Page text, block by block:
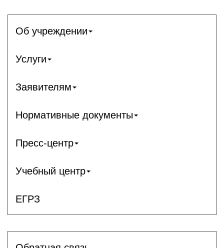
Об учреждении
Услуги
Заявителям
Нормативные документы
Пресс-центр
Учебный центр
ЕГРЗ